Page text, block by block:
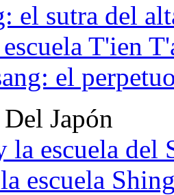
el sutra del
T'ien
el
Japón
la escuela del
escuela